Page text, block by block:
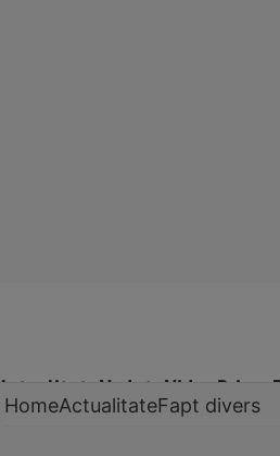
Actualitate Vedete Video Prime
HomeActualitateFapt divers